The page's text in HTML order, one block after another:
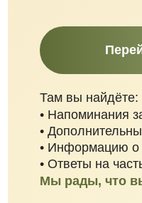
Там вы найдёте:
• Напоминания за
• Дополнительные
• Ответы на частые
Мы рады, что вы с